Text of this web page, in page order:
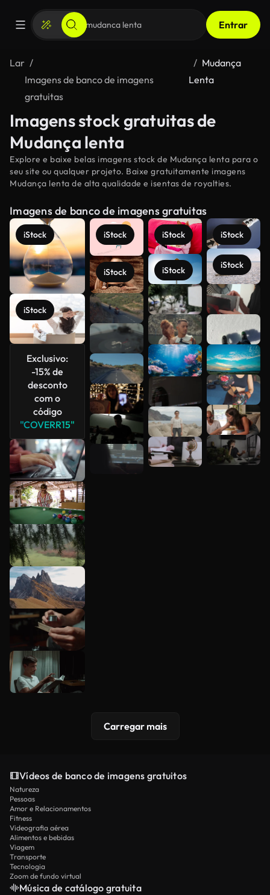
Entrar
Lar
Imagens de banco de imagens
gratuitas
Mudança
Lenta
Imagens stock gratuitas de
Mudança lenta
Explore e baixe belas imagens stock de Mudança lenta para o
seu site ou qualquer projeto. Baixe gratuitamente imagens
Mudança lenta de alta qualidade e isentas de royalties.
Imagens de banco de imagens gratuitas
iStock
iStock
Exclusivo:
-15% de
desconto
com o
código
"COVERR15"
iStock
iStock
iStock
iStock
iStock
iStock
Veja mais
Carregar mais
Vídeos de banco de imagens gratuitos
Natureza
Pessoas
Amor e Relacionamentos
Fitness
Videografia aérea
Alimentos e bebidas
Viagem
Transporte
Tecnologia
Zoom de fundo virtual
Música de catálogo gratuita